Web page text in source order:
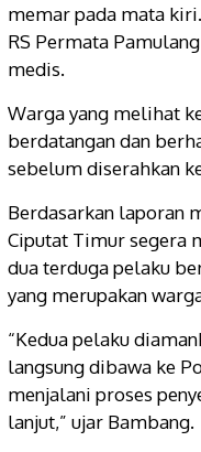
memar pada mata
RS Permata
medis.
Warga yang melihat
berdatangan dan
sebelum diserahkan
Berdasarkan laporan
Ciputat Timur segera
dua terduga pelaku
yang merupakan
“Kedua pelaku
langsung dibawa ke
menjalani proses
lanjut,” ujar Bambang.